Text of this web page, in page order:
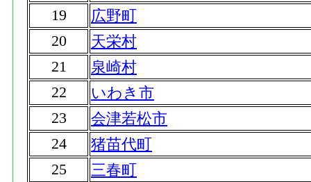
19
広野町
20
天栄村
21
泉崎村
22
いわき市
23
会津若松市
24
猪苗代町
25
三春町